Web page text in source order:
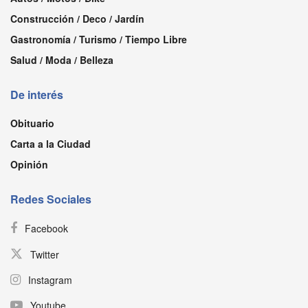
Construcción / Deco / Jardín
Gastronomía / Turismo / Tiempo Libre
Salud / Moda / Belleza
De interés
Obituario
Carta a la Ciudad
Opinión
Redes Sociales
Facebook
Twitter
Instagram
Youtube